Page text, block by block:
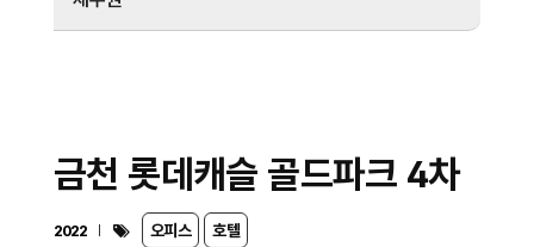
금천 롯데캐슬 골드파크 4차
2022 오피스 호텔